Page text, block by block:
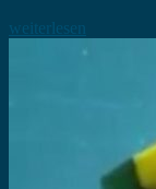
weiterlesen